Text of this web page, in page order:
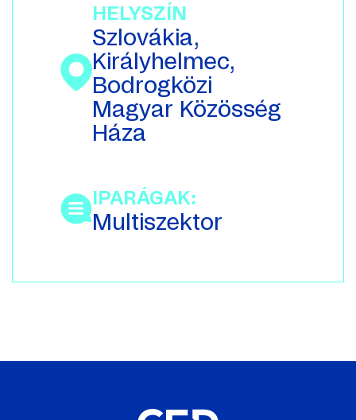
HELYSZÍN
Szlovákia,
Királyhelmec,
Bodrogközi
Magyar Közösség
Háza
IPARÁGAK:
Multiszektor